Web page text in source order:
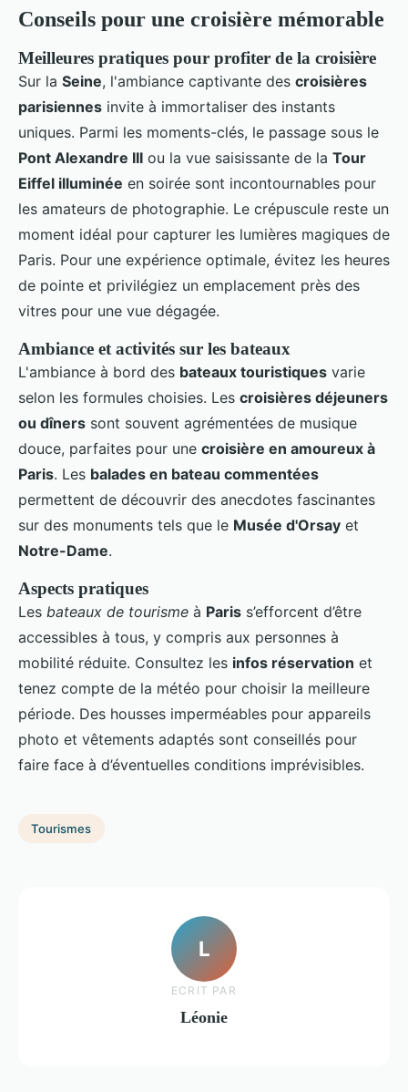
Conseils pour une croisière mémorable
Meilleures pratiques pour profiter de la croisière
Sur la Seine, l'ambiance captivante des croisières
parisiennes invite à immortaliser des instants
uniques. Parmi les moments-clés, le passage sous le
Pont Alexandre III ou la vue saisissante de la Tour
Eiffel illuminée en soirée sont incontournables pour
les amateurs de photographie. Le crépuscule reste un
moment idéal pour capturer les lumières magiques de
Paris. Pour une expérience optimale, évitez les heures
de pointe et privilégiez un emplacement près des
vitres pour une vue dégagée.
Ambiance et activités sur les bateaux
L'ambiance à bord des bateaux touristiques varie
selon les formules choisies. Les croisières déjeuners
ou dîners sont souvent agrémentées de musique
douce, parfaites pour une croisière en amoureux à
Paris. Les balades en bateau commentées
permettent de découvrir des anecdotes fascinantes
sur des monuments tels que le Musée d'Orsay et
Notre-Dame.
Aspects pratiques
Les bateaux de tourisme à Paris s’efforcent d’être
accessibles à tous, y compris aux personnes à
mobilité réduite. Consultez les infos réservation et
tenez compte de la météo pour choisir la meilleure
période. Des housses imperméables pour appareils
photo et vêtements adaptés sont conseillés pour
faire face à d’éventuelles conditions imprévisibles.
Tourismes
L
ECRIT PAR
Léonie